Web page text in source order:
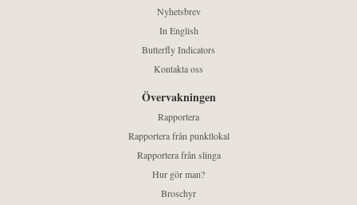
Nyhetsbrev
In English
Butterfly Indicators
Kontakta oss
Övervakningen
Rapportera
Rapportera från punktlokal
Rapportera från slinga
Hur gör man?
Broschyr